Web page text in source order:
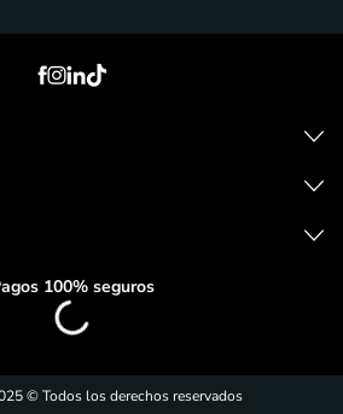
100% seguros
© Todos los derechos reservados